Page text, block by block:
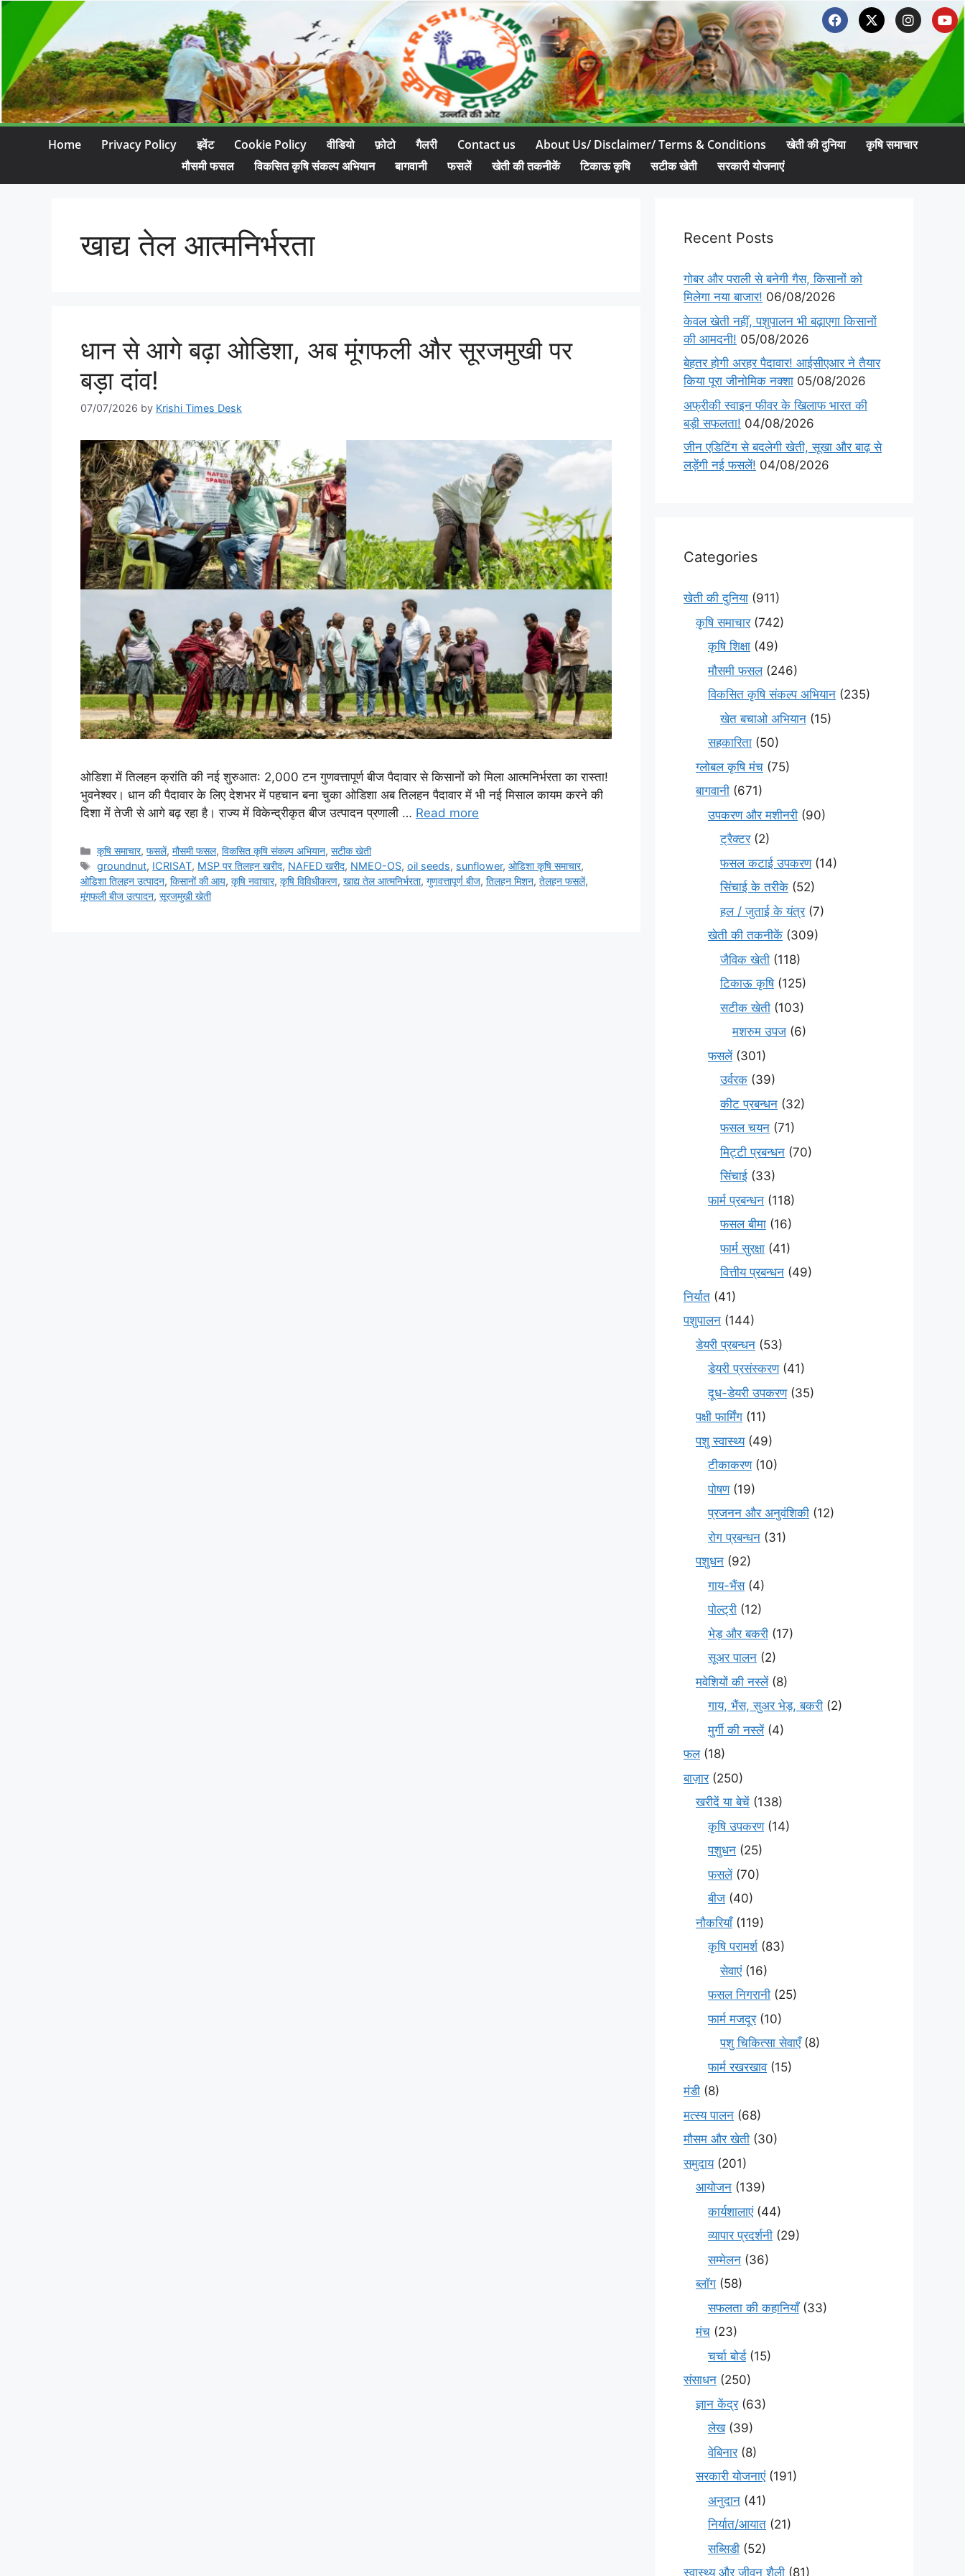
Home Privacy Policy इवेंट Cookie Policy वीडियो फ़ोटो गैलरी Contact us About Us/ Disclaimer/ Terms & Conditions खेती की दुनिया
कृषि समाचार
मौसमी फसल
विकसित कृषि संकल्प अभियान बागवानी फसलें खेती की तकनीकें टिकाऊ कृषि सटीक खेती सरकारी योजनाएं
खाद्य तेल आत्मनिर्भरता
धान से आगे बढ़ा ओडिशा, अब मूंगफली और सूरजमुखी पर
बड़ा दांव!
07/07/2026 by Krishi Times Desk
ओडिशा में तिलहन क्रांति की नई शुरुआत: 2,000 टन गुणवत्तापूर्ण बीज पैदावार से किसानों को मिला आत्मनिर्भरता का रास्ता!
भुवनेश्वर। धान की पैदावार के लिए देशभर में पहचान बना चुका ओडिशा अब तिलहन पैदावार में भी नई मिसाल कायम करने की
दिशा में तेजी से आगे बढ़ रहा है। राज्य में विकेन्द्रीकृत बीज उत्पादन प्रणाली … Read more
कृषि समाचार,फसलें,मौसमी फसल,विकसित कृषि संकल्प अभियान,सटीक खेती
groundnut, ICRISAT, MSP पर तिलहन खरीद, NAFED खरीद, NMEO-OS,oil seeds, sunflower,ओडिशा कृषि समाचार,
ओडिशा तिलहन उत्पादन, किसानों की आय, कृषि नवाचार, कृषि विविधीकरण, खाद्य तेल आत्मनिर्भरता, गुणवत्तापूर्ण बीज, तिलहन मिशन, तेलहन फसलें,
मूंगफली बीज उत्पादन, सूरजमुखी खेती
Recent Posts
गोबर और पराली से बनेगी गैस, किसानों को
मिलेगा नया बाजार! 06/08/2026
केवल खेती नहीं, पशुपालन भी बढ़ाएगा किसानों
की आमदनी! 05/08/2026
बेहतर होगी अरहर पैदावार! आईसीएआर ने तैयार
किया पूरा जीनोमिक नक्शा 05/08/2026
अफ्रीकी स्वाइन फीवर के खिलाफ भारत की
बड़ी सफलता! 04/08/2026
जीन एडिटिंग से बदलेगी खेती, सूखा और बाढ़ से
लड़ेंगी नई फसलें! 04/08/2026
Categories
खेती की दुनिया (911)
कृषि समाचार(742)
कृषि शिक्षा (49)
मौसमी फसल(246)
विकसित कृषि संकल्प अभियान (235)
खेत बचाओ अभियान (15)
सहकारिता (50)
ग्लोबल कृषि मंच (75)
बागवानी (671)
उपकरण और मशीनरी (90)
ट्रैक्टर(2)
फसल कटाई उपकरण(14)
सिंचाई के तरीके (52)
हल / जुताई के यंत्र(7)
खेती की तकनीकें (309)
जैविक खेती (118)
टिकाऊ कृषि(125)
सटीक खेती (103)
मशरुम उपज (6)
फसलें(301)
उर्वरक (39)
कीट प्रबन्धन (32)
फसल चयन (71)
मि‌ट्टी प्रबन्धन (70)
सिंचाई (33)
फार्म प्रबन्धन (118)
फसल बीमा (16)
फार्म सुरक्षा (41)
वित्तीय प्रबन्धन (49)
निर्यात (41)
पशुपालन (144)
डेयरी प्रबन्धन (53)
डेयरी प्रसंस्करण(41)
दूध-डेयरी उपकरण(35)
पक्षी फार्मिंग (11)
पशु स्वास्थ्य(49)
टीकाकरण(10)
पोषण(19)
प्रजनन और अनुवंशिकी (12)
रोग प्रबन्धन (31)
पशुधन (92)
गाय-भैंस(4)
पोल्ट्री (12)
भेड़ और बकरी (17)
सूअर पालन (2)
मवेशियों की नस्लें(8)
गाय, भैंस, सुअर भेड़, बकरी (2)
मुर्गी की नस्लें(4)
फल(18)
बाज़ार(250)
खरीदें या बेचें (138)
कृषि उपकरण(14)
पशुधन (25)
फसलें(70)
बीज (40)
नौकरियाँ(119)
कृषि परामर्श(83)
सेवाएं(16)
फसल निगरानी (25)
फार्म मजदूर(10)
पशु चिकित्सा सेवाएँ(8)
फार्म रखरखाव(15)
मंडी (8)
मत्स्य पालन (68)
मौसम और खेती (30)
समुदाय(201)
आयोजन (139)
कार्यशालाएं(44)
व्यापार प्रदर्शनी (29)
सम्मेलन (36)
ब्लॉग (58)
सफलता की कहानियाँ(33)
मंच (23)
चर्चा बोर्ड(15)
संसाधन (250)
ज्ञान केंद्र(63)
लेख(39)
वेबिनार(8)
सरकारी योजनाएं(191)
अनुदान (41)
निर्यात/आयात (21)
सब्सिडी (52)
स्वास्थ्य और जीवन शैली (81)